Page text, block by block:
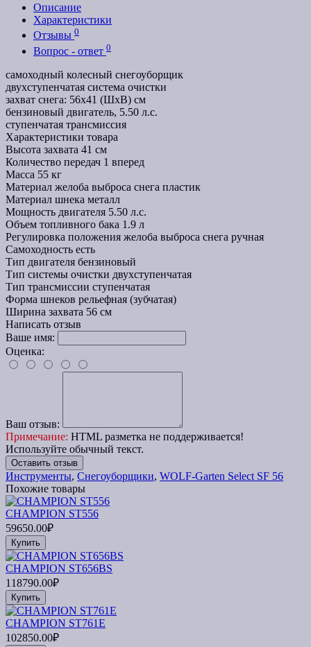
Описание
Характеристики
Отзывы 0
Вопрос - ответ 0
самоходный колесный снегоуборщик
двухступенчатая система очистки
захват снега: 56х41 (ШхВ) см
бензиновый двигатель, 5.50 л.с.
ступенчатая трансмиссия
Характеристики товара
Высота захвата 41 см
Количество передач 1 вперед
Масса 55 кг
Материал желоба выброса снега пластик
Материал шнека металл
Мощность двигателя 5.50 л.с.
Объем топливного бака 1.9 л
Регулировка положения желоба выброса снега ручная
Самоходность есть
Тип двигателя бензиновый
Тип системы очистки двухступенчатая
Тип трансмиссии ступенчатая
Форма шнеков рельефная (зубчатая)
Ширина захвата 56 см
Написать отзыв
Ваше имя:
Оценка:
Ваш отзыв:
Примечание: HTML разметка не поддерживается!
Используйте обычный текст.
Оставить отзыв
Инструменты, Снегоуборщики, WOLF-Garten Select SF 56
Похожие товары
CHAMPION ST556
59650.00₽
Купить
CHAMPION ST656BS
118790.00₽
Купить
CHAMPION ST761E
102850.00₽